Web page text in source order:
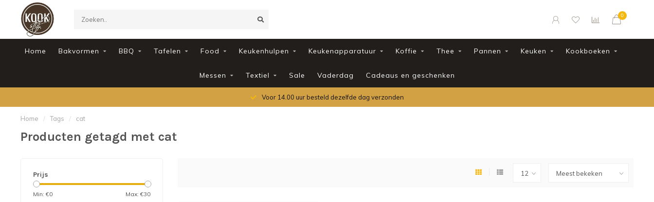
0
Home Bakvormen BBQ Tafelen Food Keukenhulpen Keukenapparatuur Koffie Thee Pannen Keuken Kookboeken
Messen Textiel Sale Vaderdag Cadeaus en geschenken
Voor 14.00 uur besteld dezelfde dag verzonden
Home / Tags / cat
Producten getagd met cat
Prijs
Min: €0 Max: €30